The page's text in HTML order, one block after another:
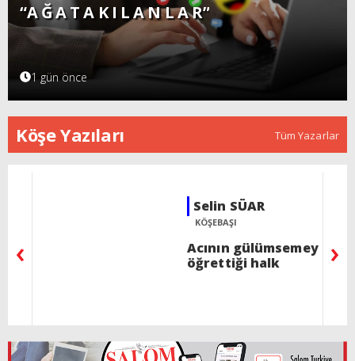
“A Ğ A T A K I L A N L A R”
1 gün önce
Köşe Yazıları Tüm Yazarlar
Rav İzak ALALUF
BU HAFTA PERAŞA
Ree - Bir şeyden dolayı
‹ ›